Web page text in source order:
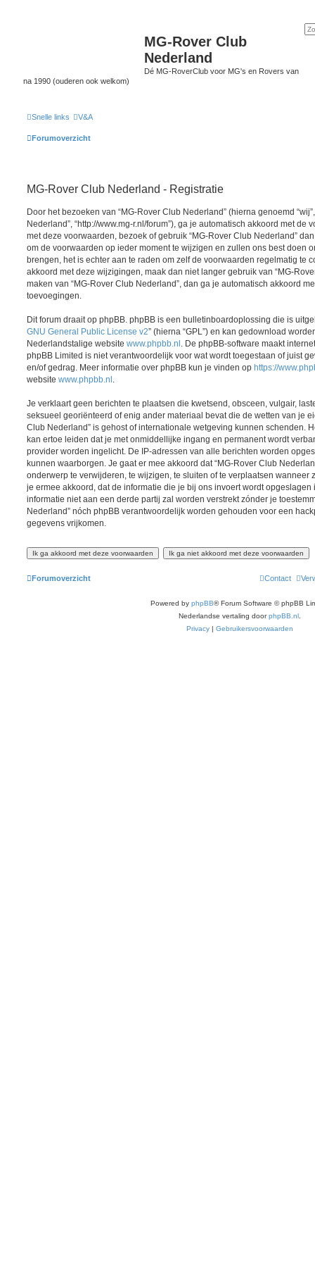
MG-Rover Club
Nederland
Dé MG-RoverClub voor MG's en Rovers van
na 1990 (ouderen ook welkom)
Snelle links V&A
Forumoverzicht
MG-Rover Club Nederland - Registratie
Door het bezoeken van “MG-Rover Club Nederland” (hierna genoemd “wij”,
Nederland”, “http://www.mg-r.nl/forum”), ga je automatisch akkoord met de
met deze voorwaarden, bezoek of gebruik “MG-Rover Club Nederland”
om de voorwaarden op ieder moment te wijzigen en zullen ons best doen
brengen, het is echter aan te raden om zelf de voorwaarden regelmatig te
akkoord met deze wijzigingen, maak dan niet langer gebruik van “MG-
maken van “MG-Rover Club Nederland”, dan ga je automatisch akkoord
toevoegingen.
Dit forum draait op phpBB. phpBB is een bulletinboardoplossing die is
GNU General Public License v2” (hierna “GPL”) en kan gedownload
Nederlandstalige website www.phpbb.nl . De phpBB-software maakt
phpBB Limited is niet verantwoordelijk voor wat wordt toegestaan of juist
en/of gedrag. Meer informatie over phpBB kun je vinden op https://
website www.phpbb.nl .
Je verklaart geen berichten te plaatsen die kwetsend, obsceen, vulgair,
seksueel georiënteerd of enig ander materiaal bevat die de wetten van je
Club Nederland” is gehost of internationale wetgeving kunnen schenden.
kan ertoe leiden dat je met onmiddellijke ingang en permanent wordt
provider worden ingelicht. De IP-adressen van alle berichten worden
kunnen waarborgen. Je gaat er mee akkoord dat “MG-Rover Club
onderwerp te verwijderen, te wijzigen, te sluiten of te verplaatsen wanneer
je ermee akkoord, dat de informatie die je bij ons invoert wordt
informatie niet aan een derde partij zal worden verstrekt zónder je
Nederland” nóch phpBB verantwoordelijk worden gehouden voor een
gegevens vrijkomen.
Forumoverzicht Contact
Powered by phpBB® Forum Software © phpBB
Nederlandse vertaling doorphpBB.nl.
Privacy| Gebruikersvoorwaarden